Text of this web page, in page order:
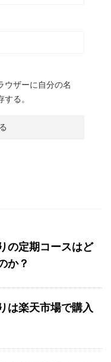
ウザーに自分の名
る。
の定期コースはど
か？
は楽天市場で購入